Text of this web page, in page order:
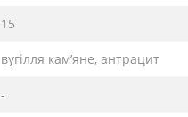
15
вугілля кам’яне, антрацит
-